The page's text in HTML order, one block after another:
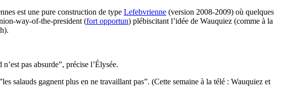
est une pure construction de type Lefebvrienne (version 2008-2009) où quelques
way-of-the-president (fort opportun) plébiscitant l’idée de Wauquiez (comme à la
pas absurde”, précise l’Élysée.
salauds gagnent plus en ne travaillant pas”. (Cette semaine à la télé : Wauquiez et